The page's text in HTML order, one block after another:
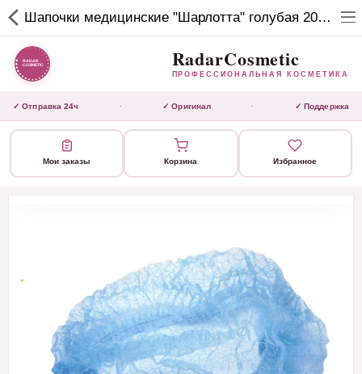
RadarCosmetic
КОСМЕТИКА
✕
Активаторы
Ботокс
Завершающие маски 3 шаг
Инструмент
Кератин
Шапочки медицинские "Шарлотта" голубая 200 шт.
RadarCosmetic
ПРОФЕССИОНАЛЬНАЯ КОСМЕТИКА
✓ Отправка 24ч · ✓ Оригинал · ✓ Поддержка
Мои заказы Корзина Избранное